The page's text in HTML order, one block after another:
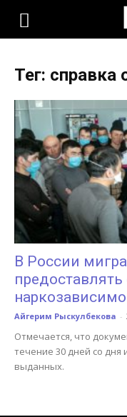
KLOOP.KG
Новости
Кыргызстана
Тег: справка
В России
предоставлять
Айгерим Рыскулбекова -
Отмечается, что
течение 30 дней со дня
выданных.